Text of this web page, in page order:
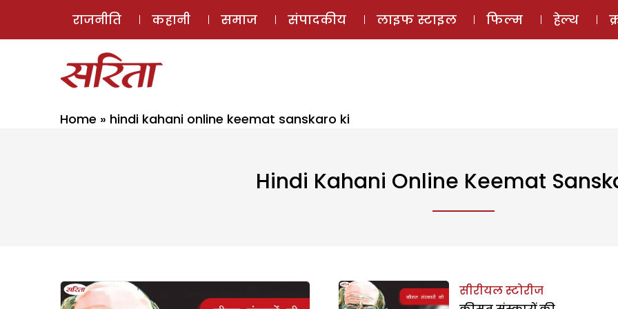
ई-मैगज़ीन
राजनीति कहानी समाज संपादकीय लाइफ स्टाइल फिल्म हेल्थ
Home » hindi kahani online keemat sanskaro ki
Hindi Kahani Online Keemat
सीरीयल स्टोरीज